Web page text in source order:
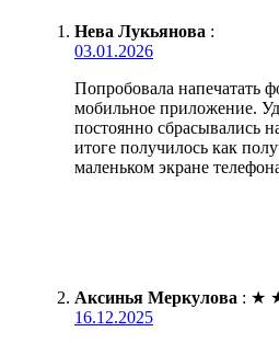
Нева Лукьянова :
03.01.2026
Попробовала напечатать
мобильное приложение.
постоянно сбрасывались
итоге получилось как
маленьком экране
Аксинья Меркулова : ★
16.12.2025